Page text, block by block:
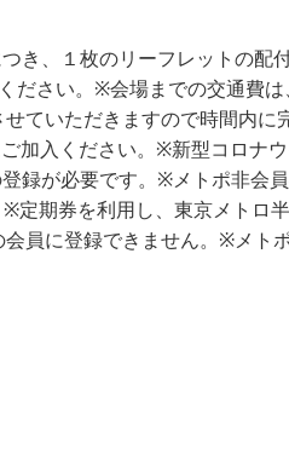
き、１枚のリーフレットの配
ださい。※会場までの交通費
ていただきますので時間内
加入ください。※新型コロナ
録が必要です。※メトポ非会
期券を利用し、東京メトロ
員に登録できません。※メト